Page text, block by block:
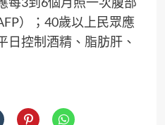
）；40歲以上民眾應
日控制酒精、脂肪肝、